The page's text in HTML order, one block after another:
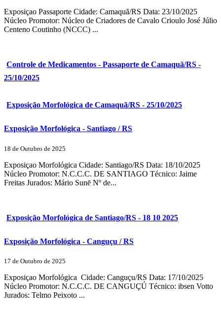
Exposiçao Passaporte Cidade: Camaquã/RS Data: 23/10/2025
Núcleo Promotor: Núcleo de Criadores de Cavalo Crioulo José Júlio
Centeno Coutinho (NCCC) ...
Controle de Medicamentos - Passaporte de Camaquã/RS -
25/10/2025
Exposição Morfológica de Camaquã/RS - 25/10/2025
Exposição Morfológica - Santiago / RS
18 de Outubro de 2025
Exposiçao Morfológica Cidade: Santiago/RS Data: 18/10/2025
Núcleo Promotor: N.C.C.C. DE SANTIAGO Técnico: Jaime
Freitas Jurados: Mário Sunē Nº de...
Exposição Morfológica de Santiago/RS - 18 10 2025
Exposição Morfológica - Canguçu / RS
17 de Outubro de 2025
Exposiçao Morfológica Cidade: Canguçu/RS Data: 17/10/2025
Núcleo Promotor: N.C.C.C. DE CANGUÇÚ Técnico: ibsen Votto
Jurados: Telmo Peixoto ...